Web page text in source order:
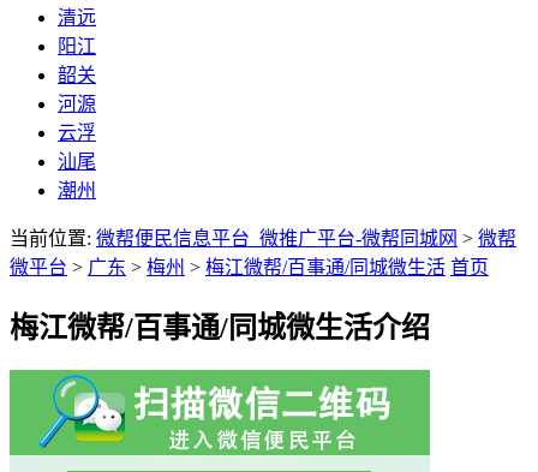
清远
阳江
韶关
河源
云浮
汕尾
潮州
当前位置: 微帮便民信息平台_微推广平台-微帮同城网 > 微帮
微平台 > 广东 > 梅州 > 梅江微帮/百事通/同城微生活 首页
梅江微帮/百事通/同城微生活介绍